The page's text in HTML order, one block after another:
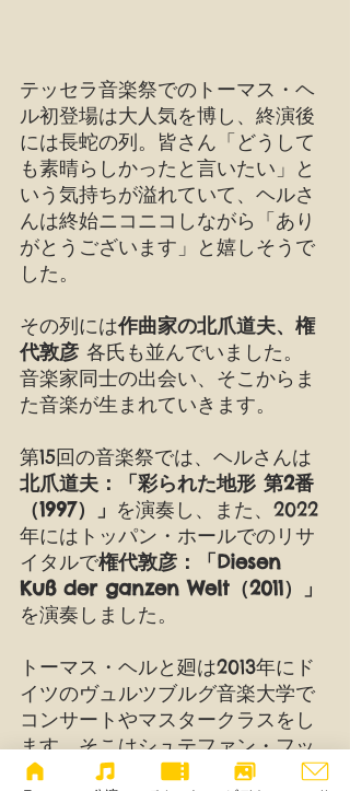
テッセラ音楽祭でのトーマス・ヘ
ル初登場は大人気を博し、終演後
には長蛇の列。皆さん「どうして
も素晴らしかったと言いたい」と
いう気持ちが溢れていて、ヘルさ
んは終始ニコニコしながら「あり
がとうございます」と嬉しそうで
した。
その列には作曲家の北爪道夫、権
代敦彦 各氏も並んでいました。
音楽家同士の出会い、そこからま
た音楽が生まれていきます。
第15回の音楽祭では、ヘルさんは
北爪道夫：「彩られた地形 第2番
（1997）」 を演奏し、また、2022
年にはトッパン・ホールでのリサ
イタルで権代敦彦：「Diesen
Kuß der ganzen Welt（2011）」
を演奏しました。
トーマス・ヘルと廻は2013年にド
イツのヴュルツブルグ音楽大学で
コンサートやマスタークラスをし
ます。そこはシュテファン・フッ
ソングが教えている大学でもあっ